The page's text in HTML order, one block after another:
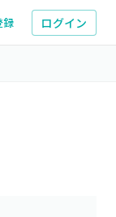
録 ログイン